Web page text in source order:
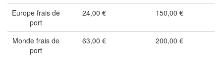
Europe frais de
port
24,00 € 150,00 €
Monde frais de
port
63,00 € 200,00 €